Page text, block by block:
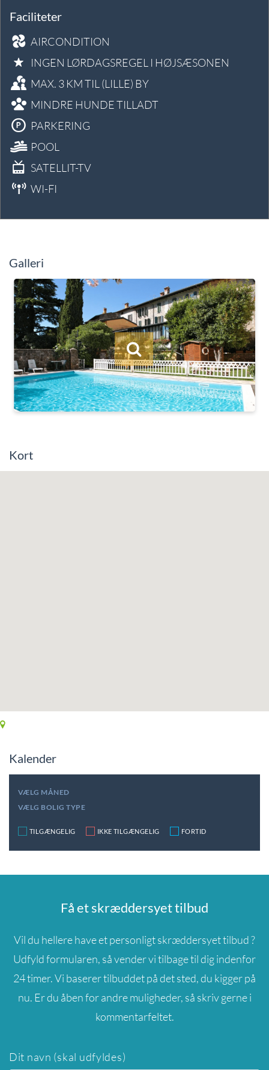
Faciliteter
AIRCONDITION
INGEN LØRDAGSREGEL I HØJSÆSONEN
MAX. 3 KM TIL (LILLE) BY
MINDRE HUNDE TILLADT
PARKERING
POOL
SATELLIT-TV
WI-FI
Galleri
Kort
Kalender
VÆLG MÅNED
VÆLG BOLIG TYPE
TILGÆNGELIG IKKE TILGÆNGELIG FORTID
Få et skræddersyet tilbud
Vil du hellere have et personligt skræddersyet tilbud ?
Udfyld formularen, så vender vi tilbage til dig indenfor
24 timer. Vi baserer tilbuddet på det sted, du kigger på
nu. Er du åben for andre muligheder, så skriv gerne i
kommentarfeltet.
Dit navn (skal udfyldes)